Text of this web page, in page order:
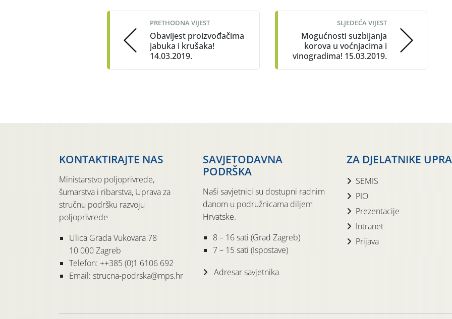
navigation
PRETHODNA VIJEST
Obavijest proizvođačima
jabuka i krušaka!
14.03.2019.
SLJEDEĆA VIJEST
Mogućnosti suzbijanja
korova u voćnjacima i
vinogradima! 15.03.2019.
KONTAKTIRAJTE NAS
Ministarstvo poljoprivrede,
šumarstva i ribarstva, Uprava za
stručnu podršku razvoju
poljoprivrede
Ulica Grada Vukovara 78
10 000 Zagreb
Telefon: ++385 (0)1 6106 692
Email: strucna-podrska@mps.hr
SAVJETODAVNA
PODRŠKA
Naši savjetnici su dostupni radnim
danom u podružnicama diljem
Hrvatske.
8 – 16 sati (Grad Zagreb)
7 – 15 sati (Ispostave)
Adresar savjetnika
ZA DJELATNIKE
SEMIS
PIO
Prezentacije
Intranet
Prijava